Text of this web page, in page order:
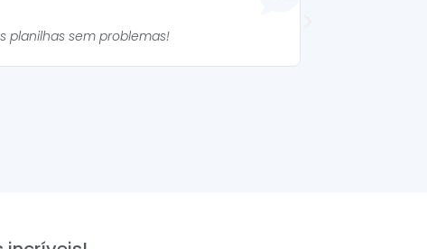
planilhas sem problemas!